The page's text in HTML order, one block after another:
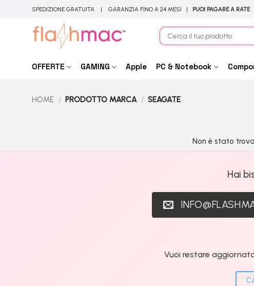
SPEDIZIONE GRATUITA | GARANZIA FINO A 24 MESI | PUOI PAGARE A RATE
Cerca:
OFFERTE GAMING Apple PC & Notebook
HOME / PRODOTTO MARCA / SEAGATE
Non è stato
Hai
Vuoi restare